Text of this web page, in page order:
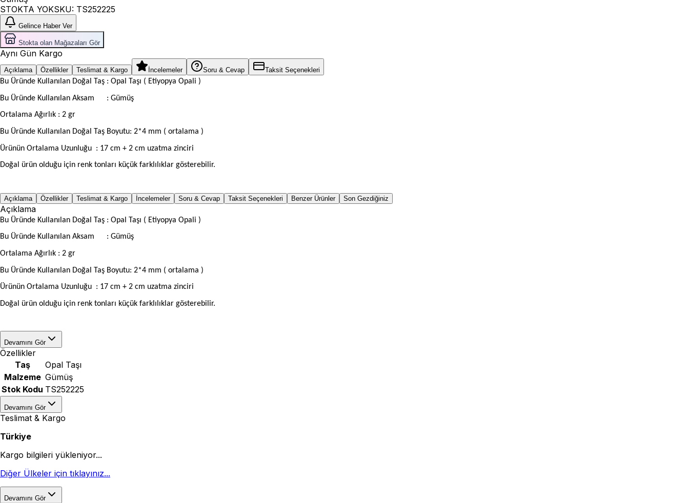
STOKTA YOKSKU: TS252225
Gelince Haber Ver
Stokta olan Mağazaları Gör
Aynı Gün Kargo
Açıklama Özellikler Teslimat & Kargo İncelemeler Soru & Cevap Taksit Seçenekleri
Bu Üründe Kullanılan Doğal Taş : Opal Taşı ( Etiyopya Opali )
Bu Üründe Kullanılan Aksam : Gümüş
Ortalama Ağırlık : 2 gr
Bu Üründe Kullanılan Doğal Taş Boyutu: 2*4 mm ( ortalama )
Ürünün Ortalama Uzunluğu : 17 cm + 2 cm uzatma zinciri
Doğal ürün olduğu için renk tonları küçük farklılıklar gösterebilir.
Açıklama Özellikler Teslimat & Kargo İncelemeler Soru & Cevap Taksit Seçenekleri Benzer Ürünler Son Gezdiğiniz
Açıklama
Bu Üründe Kullanılan Doğal Taş : Opal Taşı ( Etiyopya Opali )
Bu Üründe Kullanılan Aksam : Gümüş
Ortalama Ağırlık : 2 gr
Bu Üründe Kullanılan Doğal Taş Boyutu: 2*4 mm ( ortalama )
Ürünün Ortalama Uzunluğu : 17 cm + 2 cm uzatma zinciri
Doğal ürün olduğu için renk tonları küçük farklılıklar gösterebilir.
Devamını Gör
Özellikler
Taş
Opal Taşı
Malzeme Gümüş
Stok Kodu TS252225
Devamını Gör
Teslimat & Kargo
Türkiye
Kargo bilgileri yükleniyor...
Diğer Ülkeler için tıklayınız...
Devamını Gör